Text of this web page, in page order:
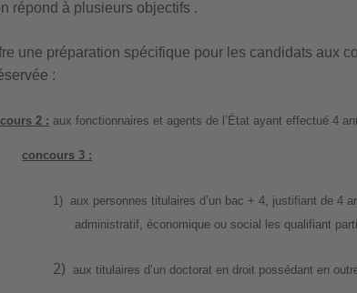
répond à plusieurs objectifs .
une préparation spécifique pour les candidats aux
:
2 : aux fonctionnaires et agents de l’État ayant effectué 4
concours 3 :
1) aux personnes titulaires d’un bac + 4, justifiant de 4
administratif, économique ou social les qualifiant
2) aux titulaires d’un doctorat en droit possédant en